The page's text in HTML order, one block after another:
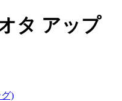
タ アップ
)